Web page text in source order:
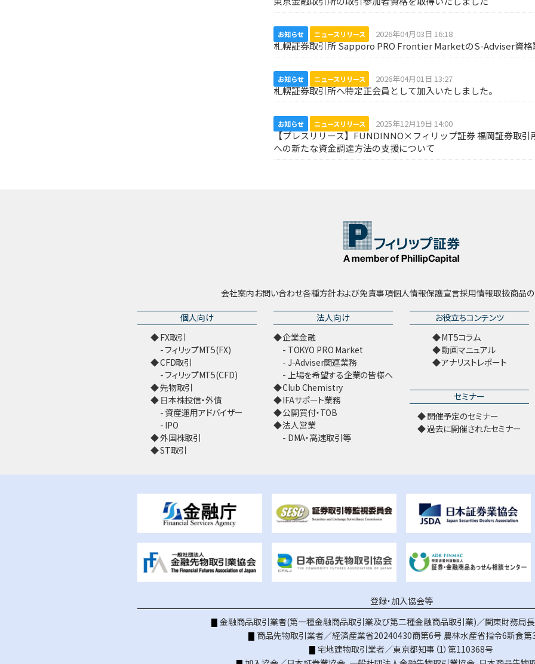
お知らせ ニュースリリース 2026年04月03日 16:18
札幌証券取引所 Sapporo PRO Frontier MarketのS-Adviser資格
お知らせ ニュースリリース 2026年04月01日 13:27
札幌証券取引所へ特定正会員として加入いたしました。
お知らせ ニュースリリース 2025年12月19日 14:00
【プレスリリース】FUNDINNO×フィリップ証券 福岡証券取引
への新たな資金調達方法の支援について
会社案内お問い合わせ各種方針および免責事項個人情報保護宣言採用情報取扱商品
個人向け
FX取引
フィリップMT5(FX)
CFD取引
フィリップMT5(CFD)
先物取引
日本株投信・外債
資産運用アドバイザー
IPO
外国株取引
ST取引
法人向け
企業金融
TOKYO PRO Market
J-Adviser関連業務
上場を希望する企業の皆様へ
Club Chemistry
IFAサポート業務
公開買付・TOB
法人営業
DMA・高速取引等
お役立ちコンテンツ
MT5コラム
動画マニュアル
アナリストレポート
セミナー
開催予定のセミナー
過去に開催されたセミナー
登録・加入協会等
金融商品取引業者(第一種金融商品取引業及び第二種金融商品取引業)／関東財務局長
商品先物取引業者／経済産業省20240430商第6号 農林水産省指令6新食第
宅地建物取引業者／東京都知事（1）第110368号